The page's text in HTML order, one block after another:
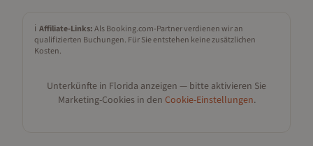
ℹ️ Affiliate-Links:Als Booking.com-Partner verdienen wir an
qualifizierten Buchungen. Für Sie entstehen keine zusätzlichen
Kosten.
Unterkünfte in Florida anzeigen — bitte aktivieren Sie
Marketing-Cookies in den Cookie-Einstellungen.